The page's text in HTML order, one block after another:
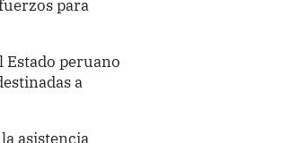
para
Estado peruano
a
asistencia